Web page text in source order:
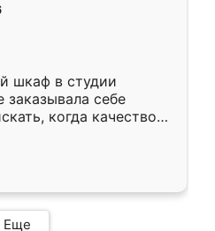
шкаф в студии
заказывала себе
когда качеством
кухня уже почти
Еще